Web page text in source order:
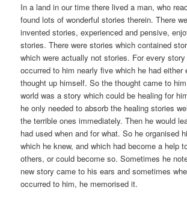
In a land in our time there lived a man, who
found lots of wonderful stories therein. There
invented stories, experienced and pensive,
stories. There were stories which contained
which were actually not stories. For every
occurred to him nearly five which he had either
thought up himself. So the thought came to
world was a story which could be healing for
he only needed to absorb the healing stories
the terrible ones immediately. Then he would
had used when and for what. So he organised
which he knew, and which had become a help
others, or could become so. Sometimes he
new story came to his ears and sometimes
occurred to him, he memorised it.